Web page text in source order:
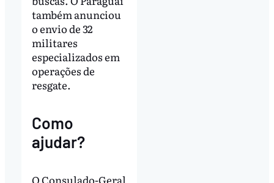
também anunciou
o envio de 32
militares
especializados em
operações de
resgate.
Como
ajudar?
O Consulado-Geral